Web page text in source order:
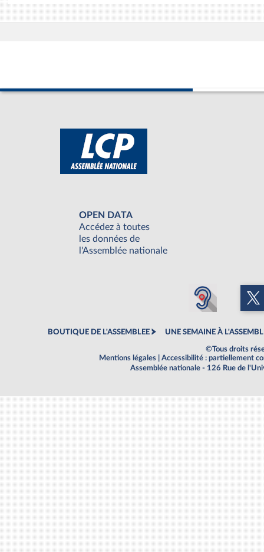
OPEN DATA
Accédez à toutes
les données de
l'Assemblée nationale
BOUTIQUE DE L'ASSEMBLEE UNE SEMAINE À
©Tous droits
Mentions légales
Accessibilité : partiellement
Assemblée nationale - 126 Rue de